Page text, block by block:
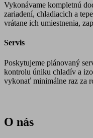
Vykonávame kompletnú
zariadení, chladiacich a
vrátane ich umiestnenia,
Servis
Poskytujeme plánovaný
kontrolu úniku chladív a
vykonať minimálne raz za
O nás